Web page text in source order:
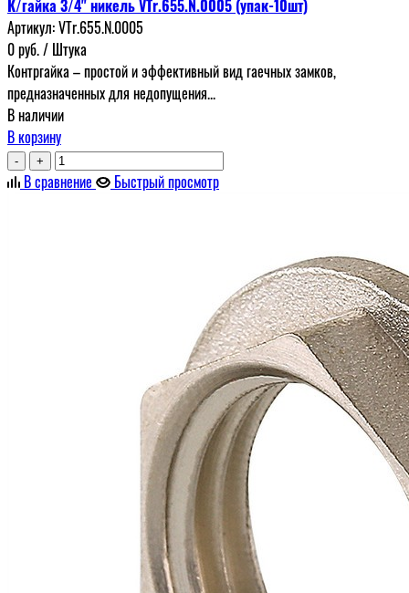
К/гайка 3/4" никель VTr.655.N.0005 (упак-10шт)
Артикул:VTr.655.N.0005
0руб./ Штука
Контргайка – простой и эффективный вид гаечных замков,
предназначенных для недопущения...
В наличии
В корзину
- +
В сравнение Быстрый просмотр